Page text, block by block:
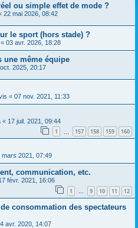
ou simple effet de mode ?
22 mai 2026, 08:42
le sport (hors stade) ?
« 03 avr. 2026, 18:28
une même équipe
2025, 20:17
« 07 nov. 2021, 11:33
« 17 juil. 2021, 09:44
1 157 158 159 160
mars 2021, 07:49
communication, etc.
févr. 2021, 16:06
1 … 9 10 11 12
consommation des spectateurs
avr. 2020, 14:07